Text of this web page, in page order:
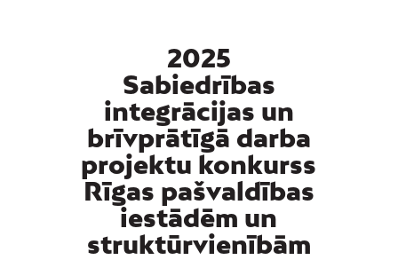
2025
Sabiedrības
integrācijas un
brīvprātīgā darba
projektu konkurss
Rīgas pašvaldības
iestādēm un
struktūrvienībām